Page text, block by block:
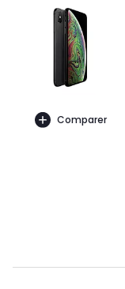
Comparer